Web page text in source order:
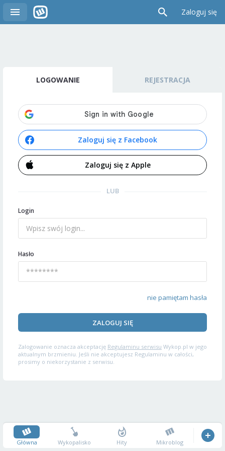
Zaloguj się
LOGOWANIE REJESTRACJA
Zaloguj się z Facebook
Zaloguj się z Apple
LUB
Login
Hasło
nie pamiętam hasła
ZALOGUJ SIĘ
Zalogowanie oznacza akceptację Regulaminu serwisu Wykop.pl w jego
aktualnym brzmieniu. Jeśli nie akceptujesz Regulaminu w całości,
prosimy o niekorzystanie z serwisu.
Główna Wykopalisko Hity Mikroblog